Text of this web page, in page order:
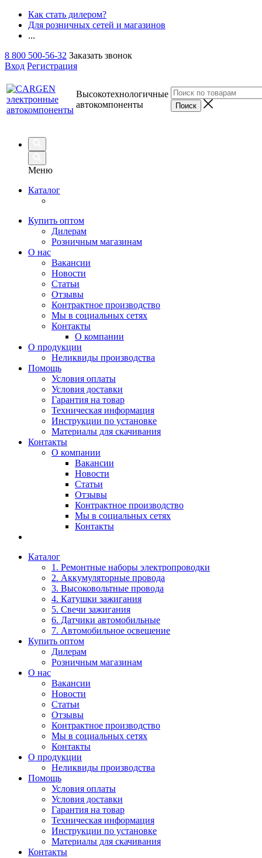
Как стать дилером?
Для розничных сетей и магазинов
...
8 800 500-56-32 Заказать звонок
Вход Регистрация
Высокотехнологичные
автокомпоненты
Меню
Каталог
Купить оптом
Дилерам
Розничным магазинам
О нас
Вакансии
Новости
Статьи
Отзывы
Контрактное производство
Мы в социальных сетях
Контакты
О компании
О продукции
Неликвиды производства
Помощь
Условия оплаты
Условия доставки
Гарантия на товар
Техническая информация
Инструкции по установке
Материалы для скачивания
Контакты
О компании
Вакансии
Новости
Статьи
Отзывы
Контрактное производство
Мы в социальных сетях
Контакты
Каталог
1. Ремонтные наборы электропроводки
2. Аккумуляторные провода
3. Высоковольтные провода
4. Катушки зажигания
5. Свечи зажигания
6. Датчики автомобильные
7. Автомобильное освещение
Купить оптом
Дилерам
Розничным магазинам
О нас
Вакансии
Новости
Статьи
Отзывы
Контрактное производство
Мы в социальных сетях
Контакты
О продукции
Неликвиды производства
Помощь
Условия оплаты
Условия доставки
Гарантия на товар
Техническая информация
Инструкции по установке
Материалы для скачивания
Контакты